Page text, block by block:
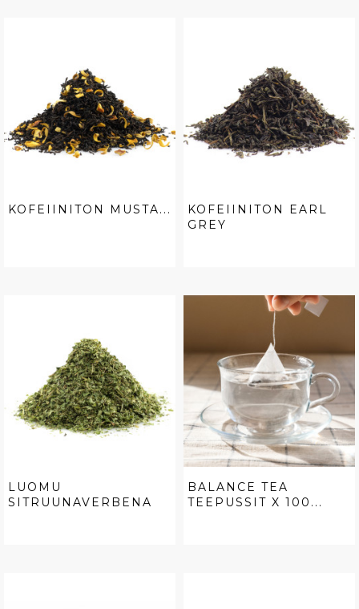
KOFEIINITON MUSTA...
KOFEIINITON EARL
GREY
LUOMU
SITRUUNAVERBENA
BALANCE TEA
TEEPUSSIT X 100...